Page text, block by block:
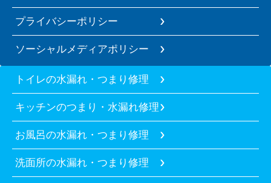
プライバシーポリシー
ソーシャルメディアポリシー
トイレの水漏れ・つまり修理
キッチンのつまり・水漏れ修理
お風呂の水漏れ・つまり修理
洗面所の水漏れ・つまり修理